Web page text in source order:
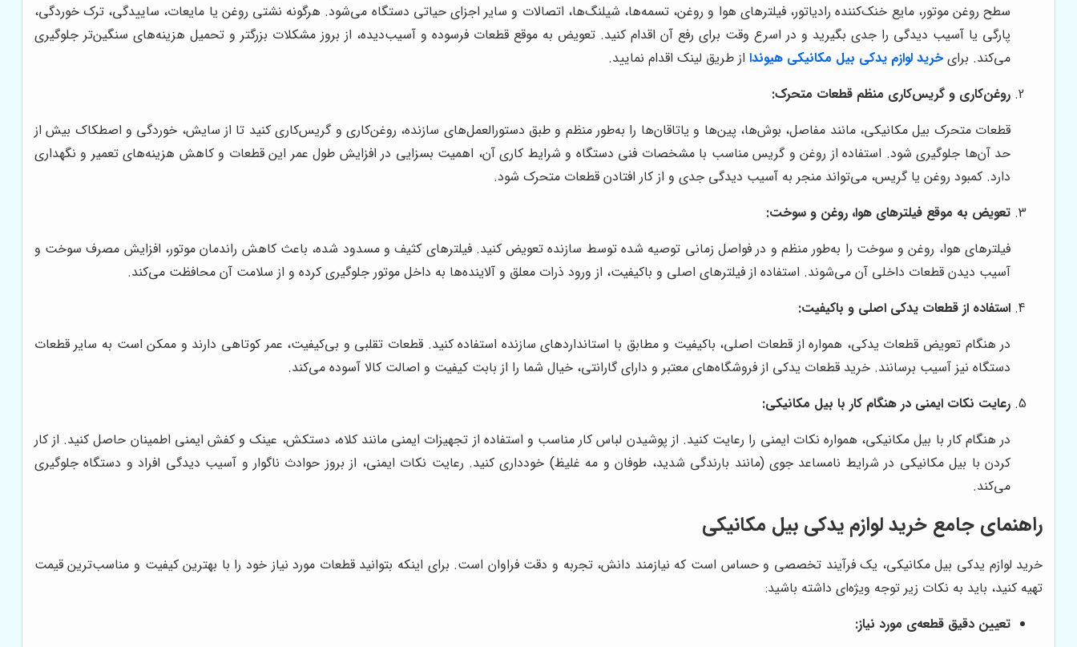
سطح روغن موتور، مایع خنک‌کننده رادیاتور، فیلترهای هوا و روغن، تسمه‌ها، شیلنگ‌ها، اتصالات و سایر اجزای حیاتی دستگاه می‌شود. هرگونه نشتی روغن یا مایعات، ساییدگی، ترک خوردگی،
پارگی یا آسیب دیدگی را جدی بگیرید و در اسرع وقت برای رفع آن اقدام کنید. تعویض به موقع قطعات فرسوده و آسیب‌دیده، از بروز مشکلات بزرگتر و تحمیل هزینه‌های سنگین‌تر جلوگیری
می‌کند. برای خرید لوازم یدکی بیل مکانیکی هیوندا از طریق لینک اقدام نمایید.
روغن‌کاری و گریس‌کاری منظم قطعات متحرک:
قطعات متحرک بیل مکانیکی، مانند مفاصل، بوش‌ها، پین‌ها و یاتاقان‌ها را به‌طور منظم و طبق دستورالعمل‌های سازنده، روغن‌کاری و گریس‌کاری کنید تا از سایش، خوردگی و اصطکاک بیش از
حد آن‌ها جلوگیری شود. استفاده از روغن و گریس مناسب با مشخصات فنی دستگاه و شرایط کاری آن، اهمیت بسزایی در افزایش طول عمر این قطعات و کاهش هزینه‌های تعمیر و نگهداری
دارد. کمبود روغن یا گریس، می‌تواند منجر به آسیب دیدگی جدی و از کار افتادن قطعات متحرک شود.
تعویض به موقع فیلترهای هوا، روغن و سوخت:
فیلترهای هوا، روغن و سوخت را به‌طور منظم و در فواصل زمانی توصیه شده توسط سازنده تعویض کنید. فیلترهای کثیف و مسدود شده، باعث کاهش راندمان موتور، افزایش مصرف سوخت و
آسیب دیدن قطعات داخلی آن می‌شوند. استفاده از فیلترهای اصلی و باکیفیت، از ورود ذرات معلق و آلاینده‌ها به داخل موتور جلوگیری کرده و از سلامت آن محافظت می‌کند.
استفاده از قطعات یدکی اصلی و باکیفیت:
در هنگام تعویض قطعات یدکی، همواره از قطعات اصلی، باکیفیت و مطابق با استانداردهای سازنده استفاده کنید. قطعات تقلبی و بی‌کیفیت، عمر کوتاهی دارند و ممکن است به سایر قطعات
دستگاه نیز آسیب برسانند. خرید قطعات یدکی از فروشگاه‌های معتبر و دارای گارانتی، خیال شما را از بابت کیفیت و اصالت کالا آسوده می‌کند.
رعایت نکات ایمنی در هنگام کار با بیل مکانیکی:
در هنگام کار با بیل مکانیکی، همواره نکات ایمنی را رعایت کنید. از پوشیدن لباس کار مناسب و استفاده از تجهیزات ایمنی مانند کلاه، دستکش، عینک و کفش ایمنی اطمینان حاصل کنید. از کار
کردن با بیل مکانیکی در شرایط نامساعد جوی (مانند بارندگی شدید، طوفان و مه غلیظ) خودداری کنید. رعایت نکات ایمنی، از بروز حوادث ناگوار و آسیب دیدگی افراد و دستگاه جلوگیری
می‌کند.
راهنمای جامع خرید لوازم یدکی بیل مکانیکی
خرید لوازم یدکی بیل مکانیکی، یک فرآیند تخصصی و حساس است که نیازمند دانش، تجربه و دقت فراوان است. برای اینکه بتوانید قطعات مورد نیاز خود را با بهترین کیفیت و مناسب‌ترین قیمت
تهیه کنید، باید به نکات زیر توجه ویژه‌ای داشته باشید:
تعیین دقیق قطعه‌ی مورد نیاز: